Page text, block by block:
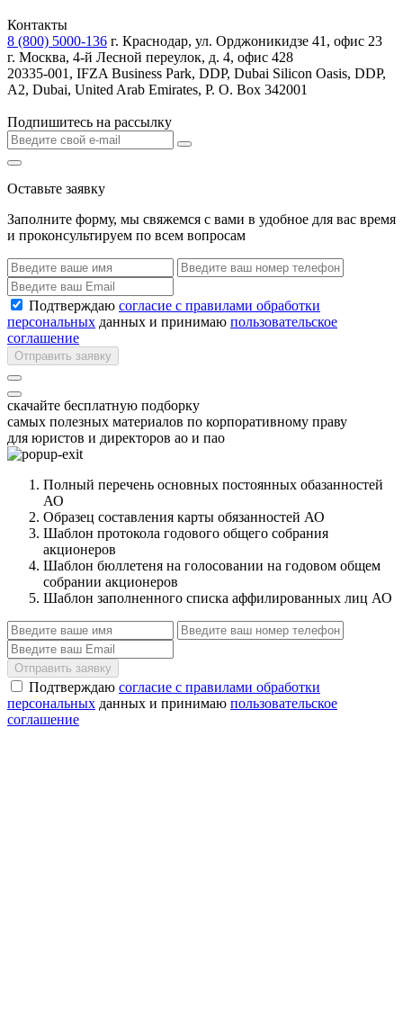
Контакты
8 (800) 5000-136 г. Краснодар, ул. Орджоникидзе 41, офис 23
г. Москва, 4-й Лесной переулок, д. 4, офис 428
20335-001, IFZA Business Park, DDP, Dubai Silicon Oasis, DDP,
A2, Dubai, United Arab Emirates, P. O. Box 342001
Подпишитесь на рассылку
Оставьте заявку
Заполните форму, мы свяжемся с вами в удобное для вас время
и проконсультируем по всем вопросам
Подтверждаю согласие с правилами обработки
персональных данных и принимаю пользовательское
соглашение
Отправить заявку
скачайте бесплатную подборку
самых полезных материалов по корпоративному праву
для юристов и директоров ао и пао
Полный перечень основных постоянных обазанностей
АО
Образец составления карты обязанностей АО
Шаблон протокола годового общего собрания
акционеров
Шаблон бюллетеня на голосовании на годовом общем
собрании акционеров
Шаблон заполненного списка аффилированных лиц АО
Отправить заявку
Подтверждаю согласие с правилами обработки
персональных данных и принимаю пользовательское
соглашение